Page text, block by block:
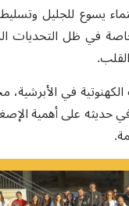
يسوع للجليل
في ظل التحديات
.
في الأبرشية،
حديثه على أهمية
.